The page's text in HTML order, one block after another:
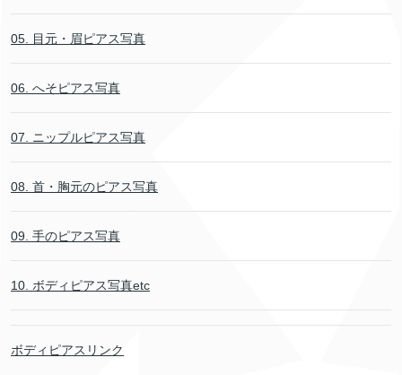
05. 目元・眉ピアス写真
06. へそピアス写真
07. ニップルピアス写真
08. 首・胸元のピアス写真
09. 手のピアス写真
10. ボディピアス写真etc
ボディピアスリンク